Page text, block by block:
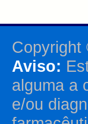
Copyright
Aviso:
alguma a
e/ou